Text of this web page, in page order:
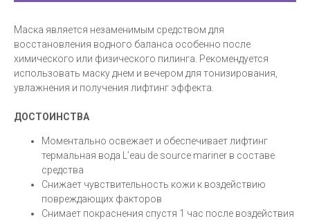
Маска является незаменимым средством для
восстановления водного баланса особенно после
химического или физического пилинга. Рекомендуется
использовать маску днем и вечером для тонизирования,
увлажнения и получения лифтинг эффекта.
ДОСТОИНСТВА
Моментально освежает и обеспечивает лифтинг
термальная вода L’eau de source mariner в составе
средства
Снижает чувствительность кожи к воздействию
повреждающих факторов
Снимает покраснения спустя 1 час после воздействия